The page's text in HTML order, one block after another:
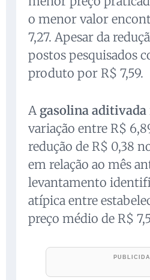
o menor valor
7,27. Apesar da
postos pesquisados
produto por R$ 7,59.
A gasolina aditivada
variação entre R$
redução de R$ 0,38
em relação ao mês
levantamento
atípica entre
preço médio de R$